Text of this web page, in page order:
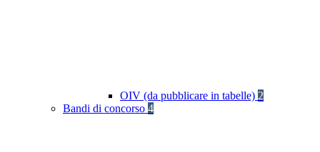
OIV (da pubblicare in tabelle) 2
Bandi di concorso 4